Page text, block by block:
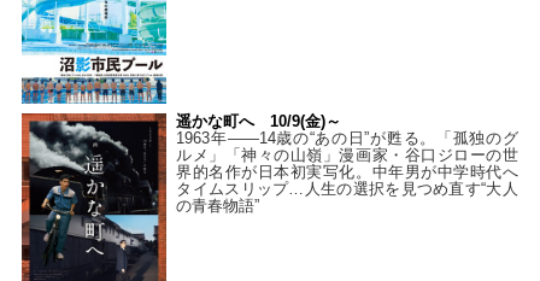
遥かな町へ 10/9(金)～
1963年――14歳の“あの日”が甦る。「孤独のグ
ルメ」「神々の山嶺」漫画家・谷口ジローの世
界的名作が日本初実写化。中年男が中学時代へ
タイムスリップ…人生の選択を見つめ直す“大人
の青春物語”